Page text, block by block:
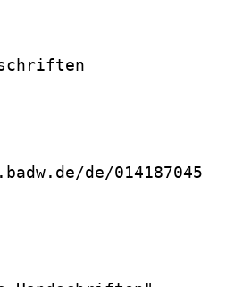
de/014187045